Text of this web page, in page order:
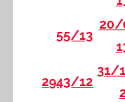
55/13
2943/12
31/